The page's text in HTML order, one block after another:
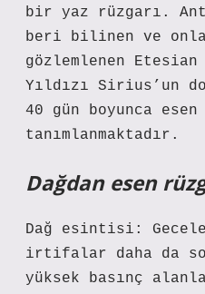
bir yaz rüzgarı.
beri bilinen ve
gözlemlenen
Yıldızı Sirius’un
40 gün boyunca
tanımlanmaktadır.
Dağdan esen
Dağ esintisi:
irtifalar daha da
yüksek basınç